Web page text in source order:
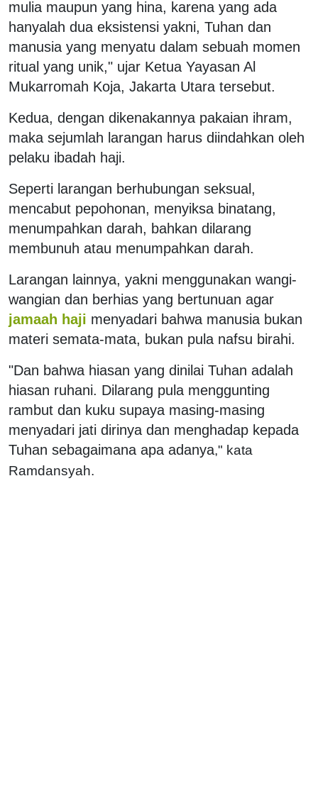
mulia maupun yang hina, karena yang ada
hanyalah dua eksistensi yakni, Tuhan dan
manusia yang menyatu dalam sebuah momen
ritual yang unik," ujar Ketua Yayasan Al
Mukarromah Koja, Jakarta Utara tersebut.
Kedua, dengan dikenakannya pakaian ihram,
maka sejumlah larangan harus diindahkan oleh
pelaku ibadah haji.
Seperti larangan berhubungan seksual,
mencabut pepohonan, menyiksa binatang,
menumpahkan darah, bahkan dilarang
membunuh atau menumpahkan darah.
Larangan lainnya, yakni menggunakan wangi-
wangian dan berhias yang bertunuan agar
jamaah haji menyadari bahwa manusia bukan
materi semata-mata, bukan pula nafsu birahi.
"Dan bahwa hiasan yang dinilai Tuhan adalah
hiasan ruhani. Dilarang pula menggunting
rambut dan kuku supaya masing-masing
menyadari jati dirinya dan menghadap kepada
Tuhan sebagaimana apa adanya," kata
Ramdansyah.